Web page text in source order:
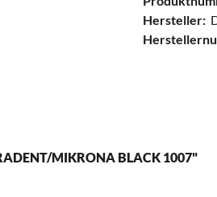
Hersteller:
MIKRONA BLACK 1007"